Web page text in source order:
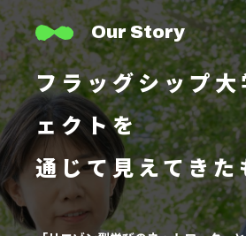
Our Story
フラッグシップ大
ェクトを
通じて見えてき